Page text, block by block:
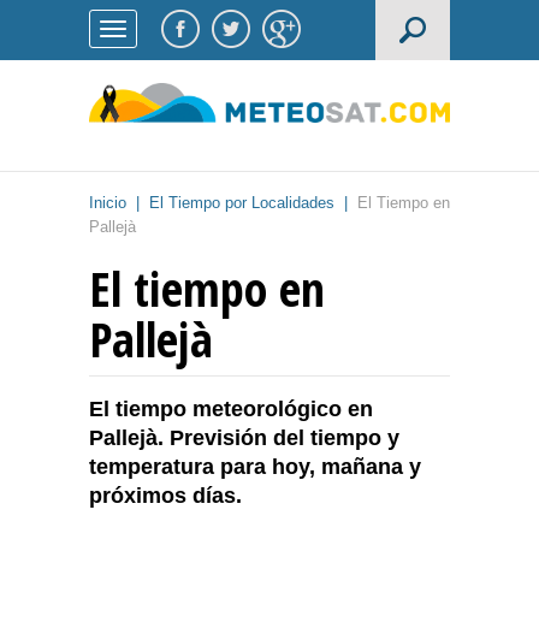
Inicio El Tiempo por Localidades
El Tiempo en
Pallejà
El tiempo en
Pallejà
El tiempo meteorológico en
Pallejà. Previsión del tiempo y
temperatura para hoy, mañana y
próximos días.